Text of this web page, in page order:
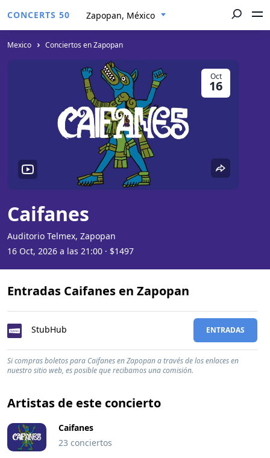
CONCERTS 50 Zapopan, México
Mexico Conciertos en Zapopan
Caifanes
16 Oct, 2026 a las 21:00 · $1497
Auditorio Telmex, Zapopan
Oct
16
Entradas Caifanes en Zapopan
StubHub ENTRADAS
Si compras boletos para Caifanes en Zapopan a través de los enlaces en
nuestro sitio web, es posible que recibamos una comisión.
Artistas de este concierto
Caifanes
23 conciertos